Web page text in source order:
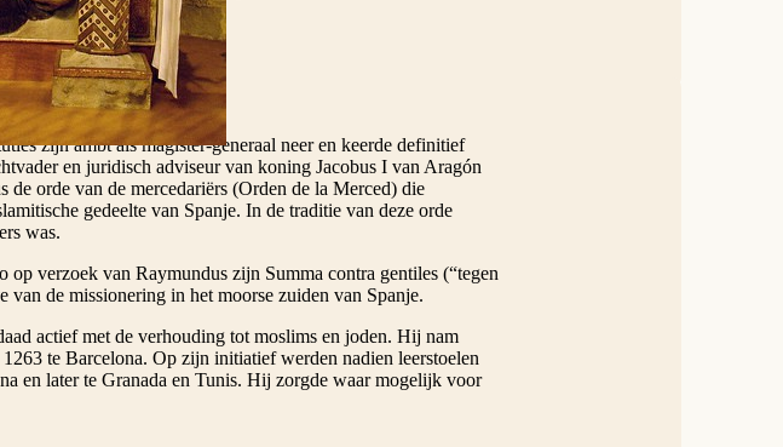
zijn ambt als magister-generaal neer en keerde definitief
en juridisch adviseur van koning Jacobus I van Aragón
de orde van de mercedariërs (Orden de la Merced) die
gedeelte van Spanje. In de traditie van deze orde
was.
verzoek van Raymundus zijn Summa contra gentiles (“tegen
van de missionering in het moorse zuiden van Spanje.
actief met de verhouding tot moslims en joden. Hij nam
te Barcelona. Op zijn initiatief werden nadien leerstoelen
en later te Granada en Tunis. Hij zorgde waar mogelijk voor